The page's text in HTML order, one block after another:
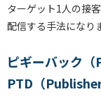
ターゲット1人の接
配信する手法になり
ピギーバック（
PTD（